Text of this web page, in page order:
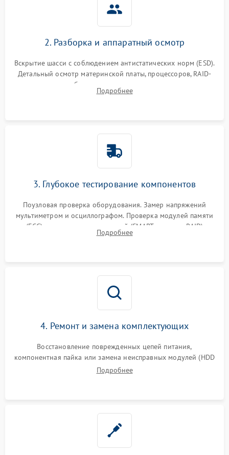
2. Разборка и аппаратный осмотр
Вскрытие шасси с соблюдением антистатических норм (ESD).
Детальный осмотр материнской платы, процессоров, RAID-
контроллеров и блоков питания на наличие термических
повреждений, прогаров или окислений.
Подробнее
3. Глубокое тестирование компонентов
Поузловая проверка оборудования. Замер напряжений
мультиметром и осциллографом. Проверка модулей памяти
(ECC) и состояния накопителей (SMART, массивы RAID)
специализированными диагностическими утилитами.
Подробнее
4. Ремонт и замена комплектующих
Восстановление поврежденных цепей питания,
компонентная пайка или замена неисправных модулей (HDD
Подробнее